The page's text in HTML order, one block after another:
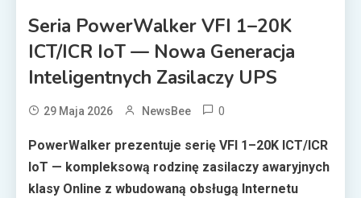
Seria PowerWalker VFI 1–20K
ICT/ICR IoT — Nowa Generacja
Inteligentnych Zasilaczy UPS
29 Maja 2026 NewsBee 0
PowerWalker prezentuje serię VFI 1–20K ICT/ICR
IoT — kompleksową rodzinę zasilaczy awaryjnych
klasy Online z wbudowaną obsługą Internetu